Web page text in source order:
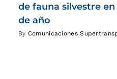
de fauna silvestre
de año
By Comunicaciones